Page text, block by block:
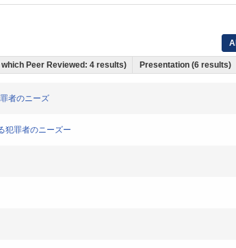
All
Peer Reviewed: 4 results) Presentation (6 results)
者のニーズ
犯罪者のニーズー